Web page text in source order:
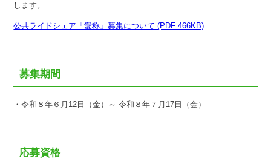
します。
公共ライドシェア「愛称」募集について (PDF 466KB)
募集期間
・令和８年６月12日（金）～ 令和８年７月17日（金）
応募資格